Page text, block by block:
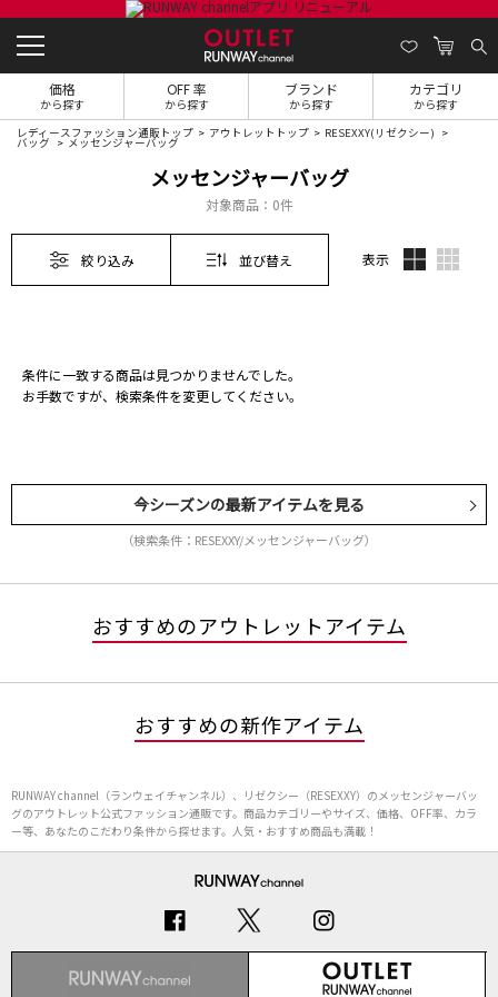
価格
から探す
OFF 率
から探す
ブランド
から探す
カテゴリ
から探す
レディースファッション通販トップ アウトレットトップ RESEXXY(リゼクシー)
バッグ メッセンジャーバッグ
メッセンジャーバッグ
対象商品： 0件
絞り込み 並び替え 表示
条件に一致する商品は見つかりませんでした。
お手数ですが、検索条件を変更してください。
今シーズンの最新アイテムを見る
（検索条件：RESEXXY/メッセンジャーバッグ）
おすすめのアウトレットアイテム
おすすめの新作アイテム
RUNWAY channel（ランウェイチャンネル）、リゼクシー（RESEXXY）のメッセンジャーバッ
グのアウトレット公式ファッション通販です。商品カテゴリーやサイズ、価格、OFF率、カラ
ー等、あなたのこだわり条件から探せます。人気・おすすめ商品も満載！